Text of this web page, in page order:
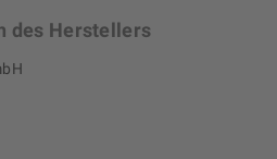
des Herstellers